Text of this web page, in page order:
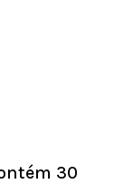
30